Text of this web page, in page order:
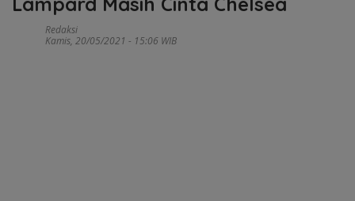
Redaksi
Kamis, 20/05/2021 - 15:06 WIB